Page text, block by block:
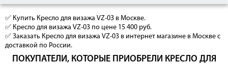
✅ Купить Кресло для визажа VZ-03 в Москве.
✅ Кресло для визажа VZ-03 по цене 15 400 руб.
✅ Заказать Кресло для визажа VZ-03 в интернет магазине в Москве с
доставкой по России.
ПОКУПАТЕЛИ, КОТОРЫЕ ПРИОБРЕЛИ КРЕСЛО ДЛЯ